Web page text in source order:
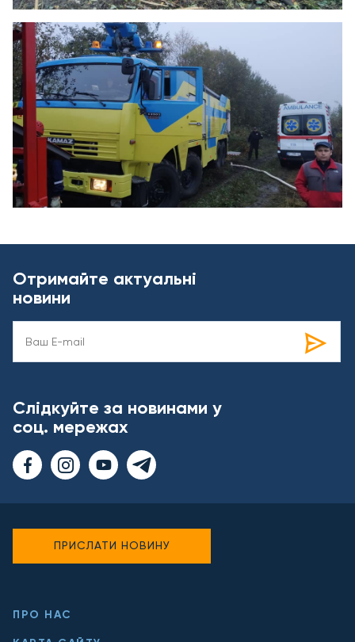
Отримайте актуальні
новини
Слідкуйте за новинами у
соц. мережах
ПРО НАС
ПРИСЛАТИ НОВИНУ